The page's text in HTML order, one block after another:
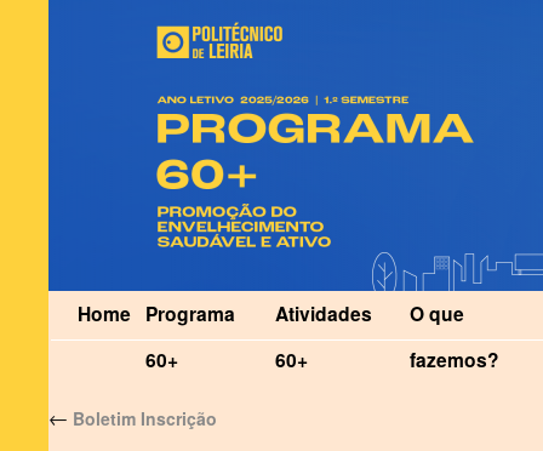
Home Programa
60+
Atividades
60+
O que
fazemos?
← Boletim Inscrição